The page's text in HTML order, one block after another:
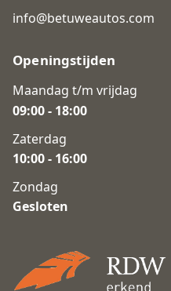
info@betuweautos.com
Openingstijden
Maandag t/m vrijdag
09:00 - 18:00
Zaterdag
10:00 - 16:00
Zondag
Gesloten